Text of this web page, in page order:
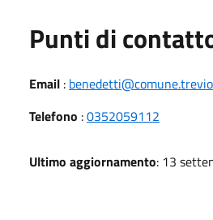
Punti di
Email :
Telefono :0352059112
Ultimo aggiornamento: 13